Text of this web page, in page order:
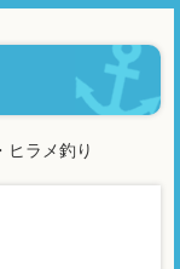
ヒラメ釣り